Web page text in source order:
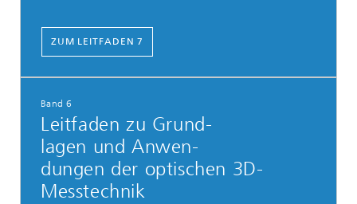
ZUM LEITFADEN 7
Band 6
Leitfaden zu Grund-
lagen und Anwen-
dungen der optischen 3D-
Messtechnik